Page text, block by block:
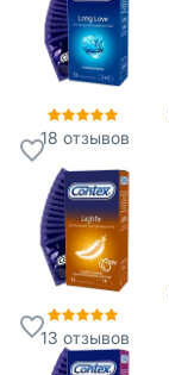
18 отзывов
13 отзывов